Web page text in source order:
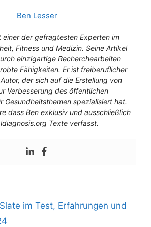
Ben Lesser
einer der gefragtesten Experten im
Fitness und Medizin. Seine Artikel
einzigartige Recherchearbeiten
Fähigkeiten. Er ist freiberuflicher
der sich auf die Erstellung von
Verbesserung des öffentlichen
Gesundheitsthemen spezialisiert hat.
dass Ben exklusiv und ausschließlich
Texte verfasst.
im Test, Erfahrungen und